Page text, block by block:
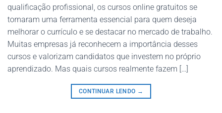
qualificação profissional, os cursos online gratuitos se
tornaram uma ferramenta essencial para quem deseja
melhorar o currículo e se destacar no mercado de trabalho.
Muitas empresas já reconhecem a importância desses
cursos e valorizam candidatos que investem no próprio
aprendizado. Mas quais cursos realmente fazem […]
CONTINUAR LENDO →